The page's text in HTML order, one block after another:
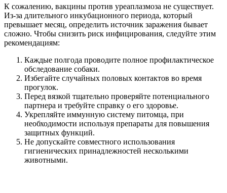
К сожалению, вакцины против уреаплазмоза не существует.
Из-за длительного инкубационного периода, который
превышает месяц, определить источник заражения бывает
сложно. Чтобы снизить риск инфицирования, следуйте этим
рекомендациям:
Каждые полгода проводите полное профилактическое
обследование собаки.
Избегайте случайных половых контактов во время
прогулок.
Перед вязкой тщательно проверяйте потенциального
партнера и требуйте справку о его здоровье.
Укрепляйте иммунную систему питомца, при
необходимости используя препараты для повышения
защитных функций.
Не допускайте совместного использования
гигиенических принадлежностей несколькими
животными.